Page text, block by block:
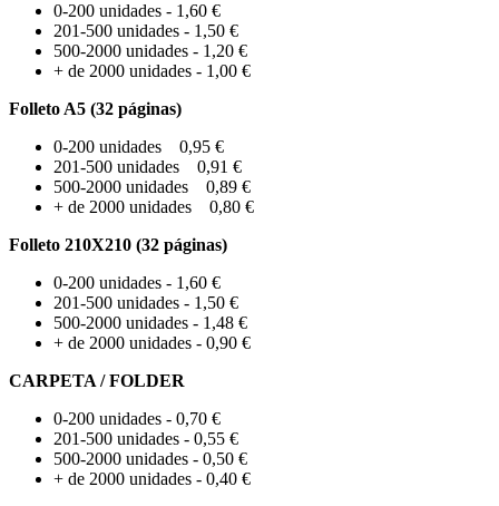
0-200 unidades - 1,60 €
201-500 unidades - 1,50 €
500-2000 unidades - 1,20 €
+ de 2000 unidades - 1,00 €
Folleto A5 (32 páginas)
0-200 unidades 0,95 €
201-500 unidades 0,91 €
500-2000 unidades 0,89 €
+ de 2000 unidades 0,80 €
Folleto 210X210 (32 páginas)
0-200 unidades - 1,60 €
201-500 unidades - 1,50 €
500-2000 unidades - 1,48 €
+ de 2000 unidades - 0,90 €
CARPETA / FOLDER
0-200 unidades - 0,70 €
201-500 unidades - 0,55 €
500-2000 unidades - 0,50 €
+ de 2000 unidades - 0,40 €